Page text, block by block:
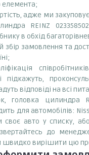
елемента;
адже ми
REINZ
в обхід
збір замовлення та
підкажуть,
відповіді на всі
головка цилиндра
для автомобілів:
своє авто у списку,
до
швидко вирішити цю